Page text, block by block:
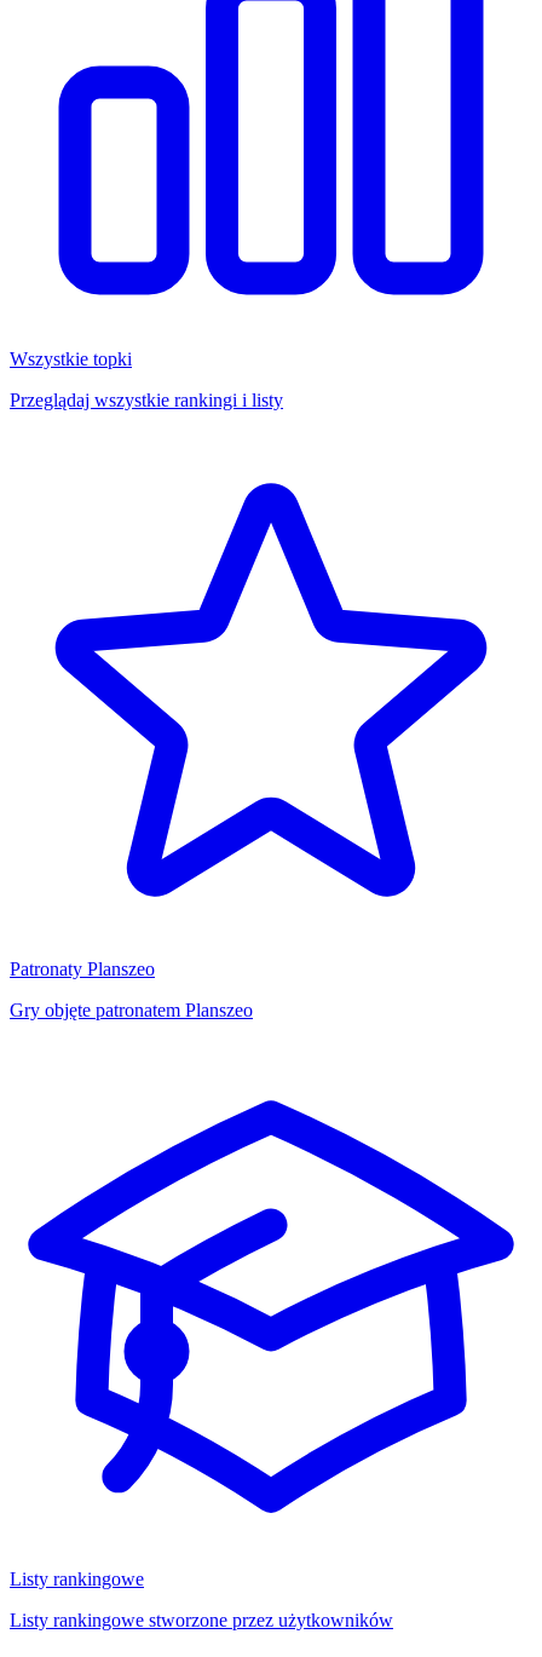
Wszystkie topki
Przeglądaj wszystkie rankingi i listy
Patronaty Planszeo
Gry objęte patronatem Planszeo
Listy rankingowe
Listy rankingowe stworzone przez użytkowników